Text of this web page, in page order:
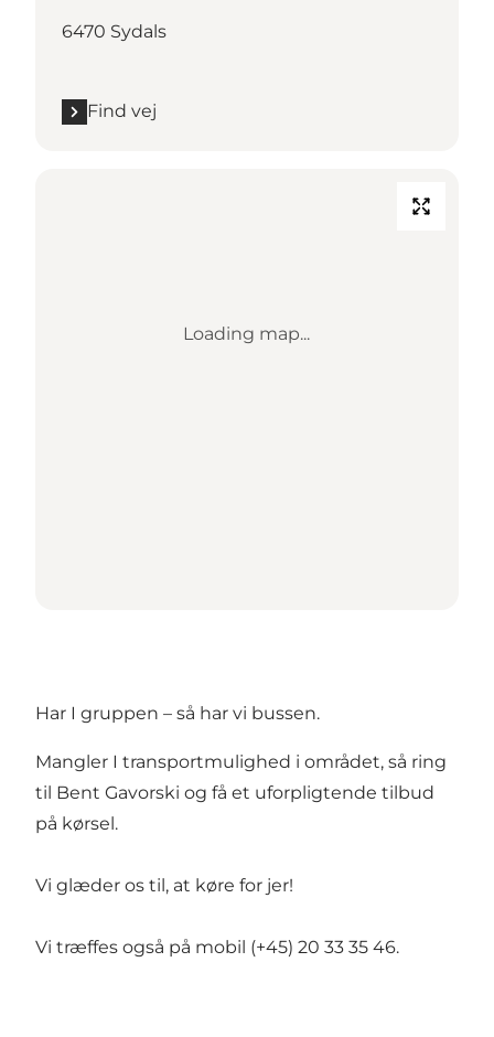
6470 Sydals
Find vej
Loading map...
Har I gruppen – så har vi bussen.
Mangler I transportmulighed i området, så ring
til Bent Gavorski og få et uforpligtende tilbud
på kørsel.
Vi glæder os til, at køre for jer!
Vi træffes også på mobil (+45) 20 33 35 46.